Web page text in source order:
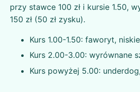
przy stawce 100 zł i kursie 1.50,
150 zł (50 zł zysku).
Kurs 1.00-1.50: faworyt,
Kurs 2.00-3.00: wyrównane
Kurs powyżej 5.00: